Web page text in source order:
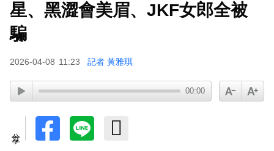
星、黑澀會美眉、JKF女郎全被
騙
2026-04-08 11:23 記者 黃雅琪
00:00